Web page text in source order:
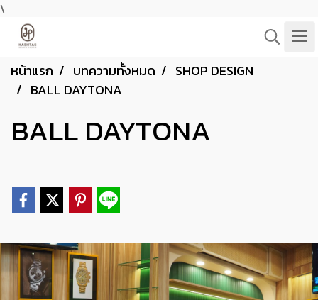
\
หน้าแรก บทความทั้งหมด
SHOP DESIGN
BALL DAYTONA
BALL DAYTONA